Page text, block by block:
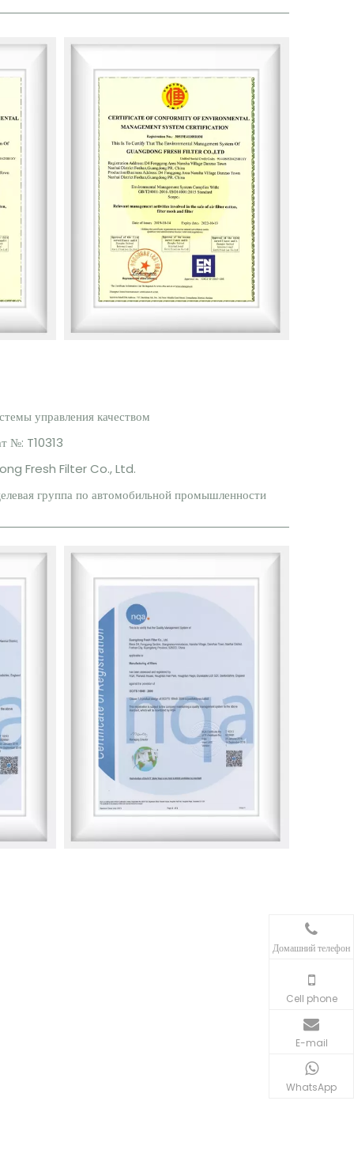
управления качеством
№: T10313
Fresh Filter Co., Ltd.
группа по автомобильной промышленности
Домашний телефон
Cell phone
E-mail
WhatsApp